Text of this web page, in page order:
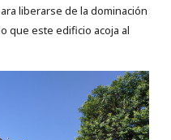
liberarse de la dominación
que este edificio acoja al